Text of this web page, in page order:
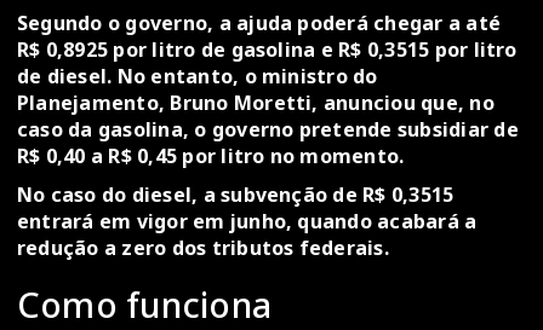
Segundo o governo, a ajuda poderá chegar a até
R$ 0,8925 por litro de gasolina e R$ 0,3515 por litro
de diesel. No entanto, o ministro do
Planejamento, Bruno Moretti, anunciou que, no
caso da gasolina, o governo pretende subsidiar de
R$ 0,40 a R$ 0,45 por litro no momento.
No caso do diesel, a subvenção de R$ 0,3515
entrará em vigor em junho, quando acabará a
redução a zero dos tributos federais.
Como funciona